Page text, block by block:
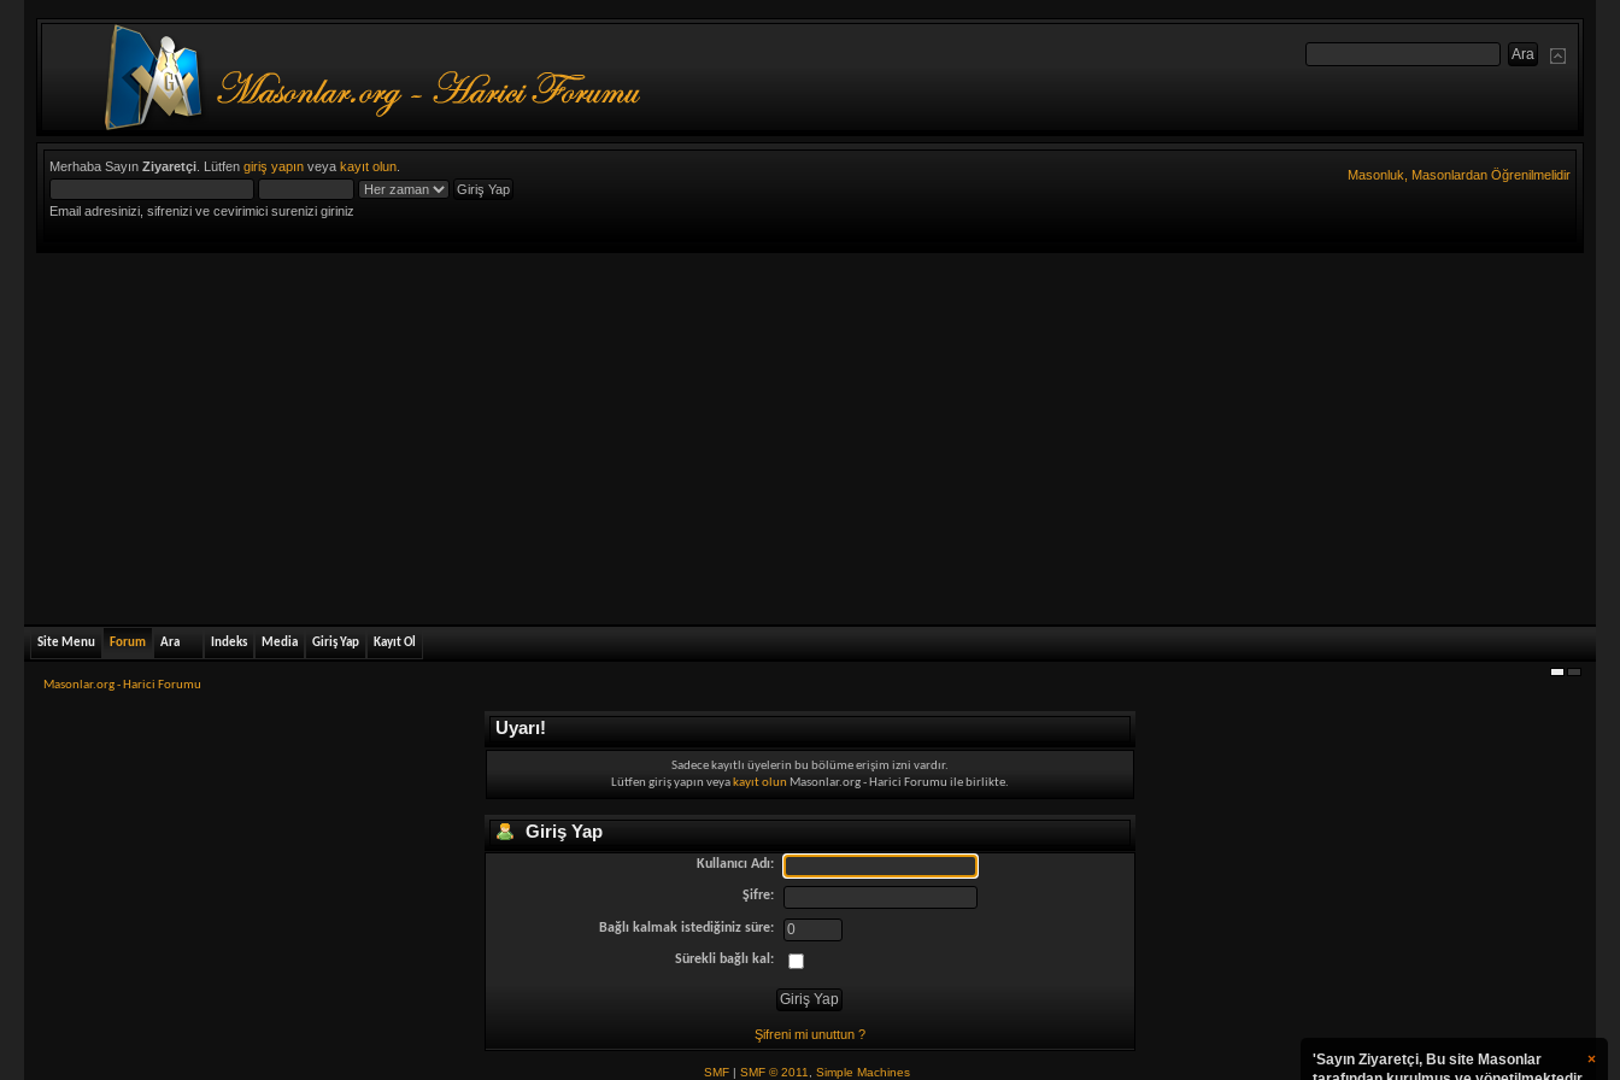
Merhaba SayınZiyaretçi . Lütfengiriş yapın veyakayıt olun
Email adresinizi, sifrenizi ve cevirimici surenizi giriniz
Masonluk, Masonlardan Öğrenilmelidir
Site Menu Forum Ara Indeks Media Giriş Yap Kayıt Ol
Masonlar.org - Harici Forumu
Uyarı!
Sadece kayıtlı üyelerin bu bölüme erişim izni vardır.
Lütfen giriş yapın veya kayıt olun Masonlar.org - Harici Forumu ile birlikte.
Giriş Yap
Kullanıcı Adı:
Şifre:
Bağlı kalmak istediğiniz süre:
Sürekli bağlı kal:
Şifreni mi unuttun ?
SMF| SMF © 2011, Simple Machines
×
'Sayın Ziyaretçi, Bu site Masonlar